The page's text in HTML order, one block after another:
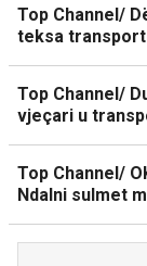
Top Channel/
teksa
Top Channel/
vjeçari u
Top Channel/
Ndalni sulmet